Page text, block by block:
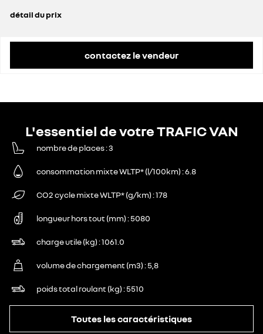
détail du prix
contactez le vendeur
L'essentiel de votre TRAFIC VAN
nombre de places 3
consommation mixte WLTP* (l/100km) 6.8
CO2 cycle mixte WLTP* (g/km) 178
longueur hors tout (mm) 5080
charge utile (kg) 1061.0
volume de chargement (m3) 5,8
poids total roulant (kg) 5510
Toutes les caractéristiques